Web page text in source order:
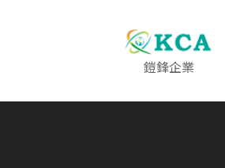
鎧鋒企業